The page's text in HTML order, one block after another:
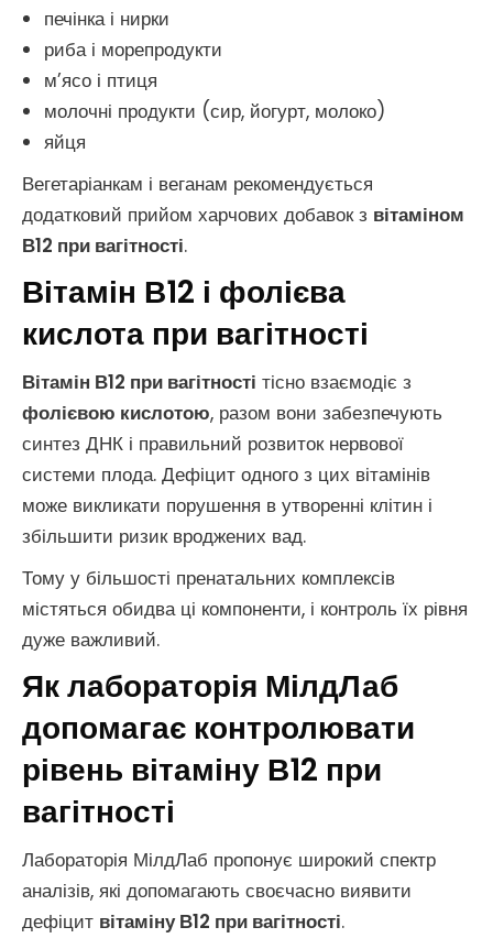
печінка і нирки
риба і морепродукти
м’ясо і птиця
молочні продукти (сир, йогурт, молоко)
яйця
Вегетаріанкам і веганам рекомендується
додатковий прийом харчових добавок з вітаміном
В12 при вагітності.
Вітамін В12 і фолієва
кислота при вагітності
Вітамін В12 при вагітності тісно взаємодіє з
фолієвою кислотою, разом вони забезпечують
синтез ДНК і правильний розвиток нервової
системи плода. Дефіцит одного з цих вітамінів
може викликати порушення в утворенні клітин і
збільшити ризик вроджених вад.
Тому у більшості пренатальних комплексів
містяться обидва ці компоненти, і контроль їх рівня
дуже важливий.
Як лабораторія МілдЛаб
допомагає контролювати
рівень вітаміну В12 при
вагітності
Лабораторія МілдЛаб пропонує широкий спектр
аналізів, які допомагають своєчасно виявити
дефіцит вітаміну В12 при вагітності.